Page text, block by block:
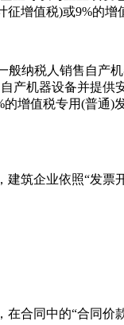
增值税)或9%的增
纳税人销售自产
产机器设备并提供
增值税专用(普通)
筑企业依照“发票
合同中的“合同价